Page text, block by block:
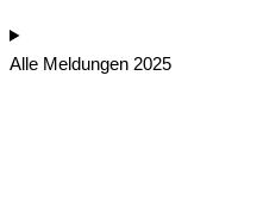
Alle Meldungen 2025